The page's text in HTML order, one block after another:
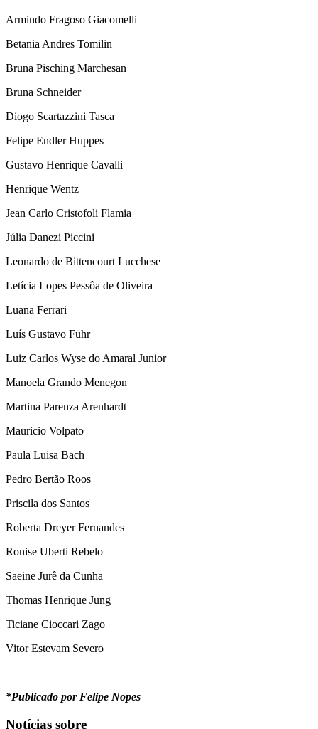
Armindo Fragoso Giacomelli
Betania Andres Tomilin
Bruna Pisching Marchesan
Bruna Schneider
Diogo Scartazzini Tasca
Felipe Endler Huppes
Gustavo Henrique Cavalli
Henrique Wentz
Jean Carlo Cristofoli Flamia
Júlia Danezi Piccini
Leonardo de Bittencourt Lucchese
Letícia Lopes Pessôa de Oliveira
Luana Ferrari
Luís Gustavo Führ
Luiz Carlos Wyse do Amaral Junior
Manoela Grando Menegon
Martina Parenza Arenhardt
Mauricio Volpato
Paula Luisa Bach
Pedro Bertão Roos
Priscila dos Santos
Roberta Dreyer Fernandes
Ronise Uberti Rebelo
Saeine Jurê da Cunha
Thomas Henrique Jung
Ticiane Cioccari Zago
Vitor Estevam Severo
*Publicado por Felipe Nopes
Notícias sobre